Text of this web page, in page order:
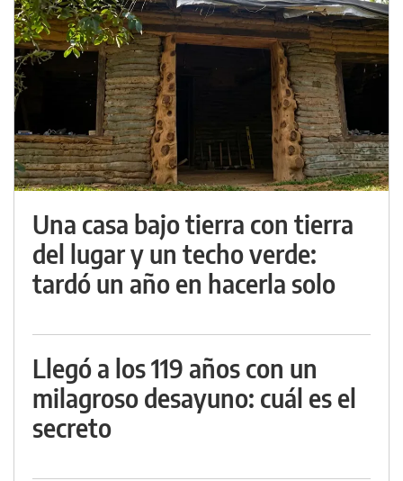
Una casa bajo tierra con tierra
del lugar y un techo verde:
tardó un año en hacerla solo
Llegó a los 119 años con un
milagroso desayuno: cuál es el
secreto